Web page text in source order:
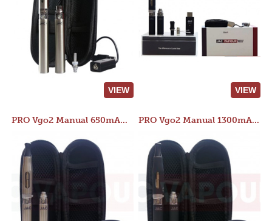
VIEW VIEW
PRO Vgo2 Manual 650mAh Kit PRO Vgo2 Manual 1300mAh Kit